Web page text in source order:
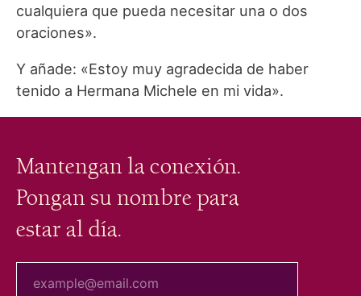
cualquiera que pueda necesitar una o dos
oraciones».
Y añade: «Estoy muy agradecida de haber
tenido a Hermana Michele en mi vida».
Mantengan la conexión.
Pongan su nombre para
estar al día.